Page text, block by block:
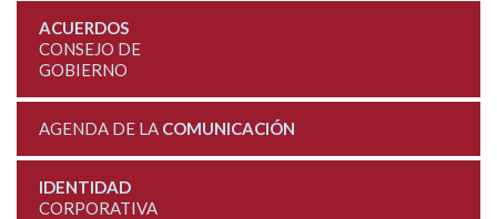
ACUERDOS
CONSEJO DE
GOBIERNO
AGENDA DE LA COMUNICACIÓN
IDENTIDAD
CORPORATIVA